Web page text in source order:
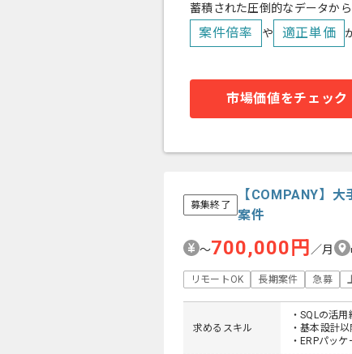
蓄積された圧倒的なデータから
案件倍率 や 適正単価
市場価値をチェック
募集終了
【COMPANY】大
案件
〜700,000円 ／月
リモートOK 長期案件 急募
求めるスキル
・SQLの活用
・基本設計
・ERPパッ